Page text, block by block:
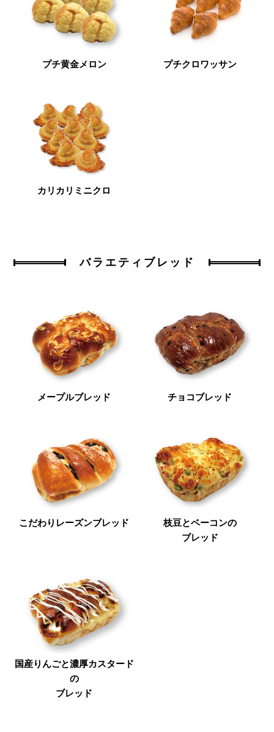
プチ黄金メロン プチクロワッサン
カリカリミニクロ
バラエティブレッド
メープルブレッド チョコブレッド
こだわりレーズンブレッド
枝豆とベーコンの
ブレッド
国産りんごと濃厚カスタード
の
ブレッド